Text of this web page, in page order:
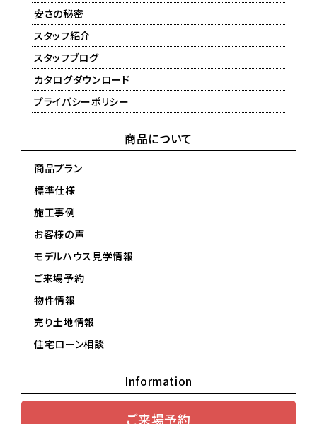
安さの秘密
スタッフ紹介
スタッフブログ
カタログダウンロード
プライバシーポリシー
商品について
商品プラン
標準仕様
施工事例
お客様の声
モデルハウス見学情報
ご来場予約
物件情報
売り土地情報
住宅ローン相談
Information
ご来場予約